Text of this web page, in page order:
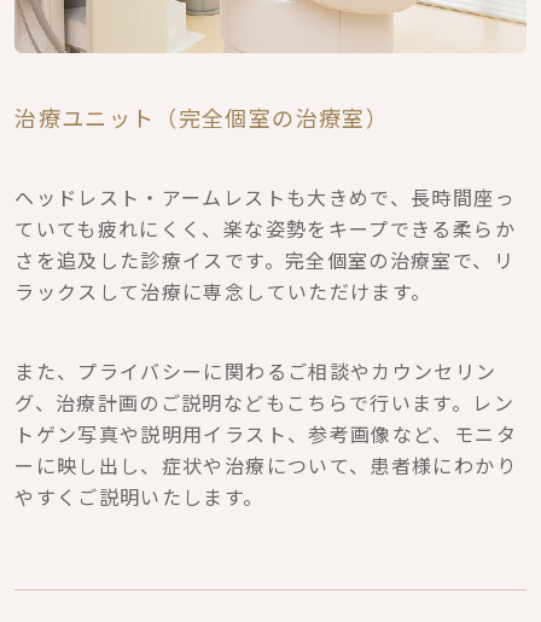
治療ユニット（完全個室の治療室）
ヘッドレスト・アームレストも大きめで、長時間座っ
ていても疲れにくく、楽な姿勢をキープできる柔らか
さを追及した診療イスです。完全個室の治療室で、リ
ラックスして治療に専念していただけます。
また、プライバシーに関わるご相談やカウンセリン
グ、治療計画のご説明などもこちらで行います。レン
トゲン写真や説明用イラスト、参考画像など、モニタ
ーに映し出し、症状や治療について、患者様にわかり
やすくご説明いたします。